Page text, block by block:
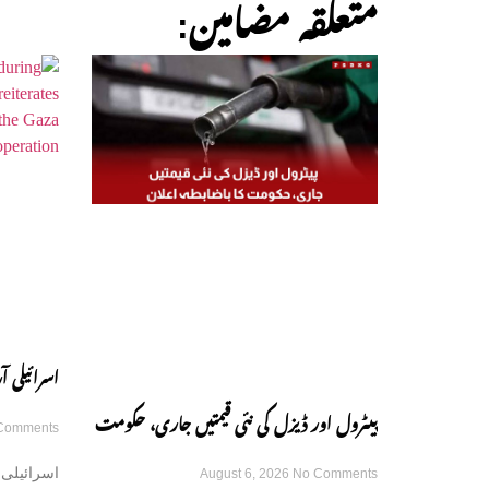
:متعلقہ مضامین
پیٹرول اور ڈیزل کی نئی قیمتیں جاری، حکومت
کا باضابطہ اعلانAugust 6, 2026 No Comments
رکھنے کے